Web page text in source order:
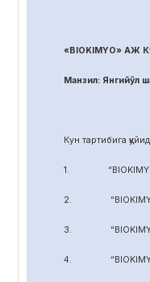
«BIOKIMYO» АЖ
Манзил: Янгийўл
Кун тартибига
1. “BIOKIMYO”
2. “BIOKIMYO”
3. “BIOKIMYO”
4. “BIOKIMYO”